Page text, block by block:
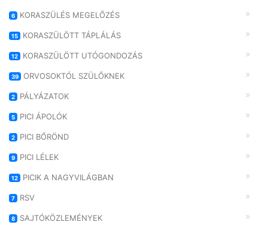
6 KORASZÜLÉS MEGELŐZÉS
15 KORASZÜLÖTT TÁPLÁLÁS
12 KORASZÜLÖTT UTÓGONDOZÁS
39 ORVOSOKTÓL SZÜLŐKNEK
2 PÁLYÁZATOK
5 PICI ÁPOLÓK
2 PICI BŐRÖND
9 PICI LÉLEK
12 PICIK A NAGYVILÁGBAN
7 RSV
8 SAJTÓKÖZLEMÉNYEK